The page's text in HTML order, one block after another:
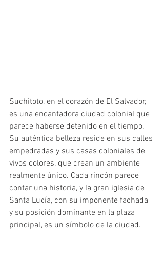
Suchitoto, en el corazón de El Salvador,
es una encantadora ciudad colonial que
parece haberse detenido en el tiempo.
Su auténtica belleza reside en sus calles
empedradas y sus casas coloniales de
vivos colores, que crean un ambiente
realmente único. Cada rincón parece
contar una historia, y la gran iglesia de
Santa Lucía, con su imponente fachada
y su posición dominante en la plaza
principal, es un símbolo de la ciudad.